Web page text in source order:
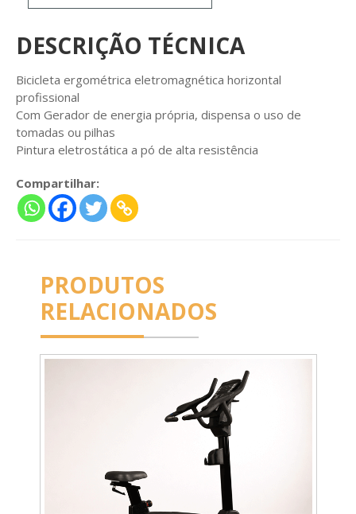
DESCRIÇÃO TÉCNICA
Bicicleta ergométrica eletromagnética horizontal
profissional
Com Gerador de energia própria, dispensa o uso de
tomadas ou pilhas
Pintura eletrostática a pó de alta resistência
Compartilhar:
PRODUTOS
RELACIONADOS